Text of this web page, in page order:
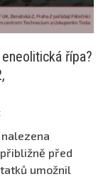
řípa?
před
umožnil